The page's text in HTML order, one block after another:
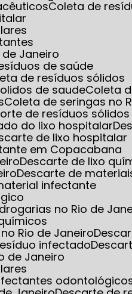
Coleta de
de Janeiro
de saúde
de resíduos sólidos
de saude Coleta
Coleta de seringas no
de resíduos sólidos
do lixo hospitalar
de lixo hospitalar
em Copacabana
Descarte de lixo
Descarte de
infectante
no Rio de
Rio de Janeiro
infectado
de Janeiro